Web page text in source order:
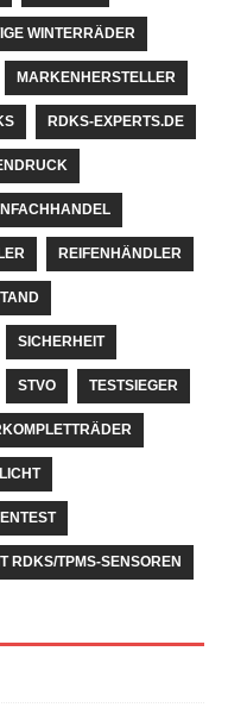
WINTERRÄDER
MARKENHERSTELLER
RDKS-EXPERTS.DE
REIFENHÄNDLER
SICHERHEIT
STVO TESTSIEGER
RDKS/TPMS-SENSOREN